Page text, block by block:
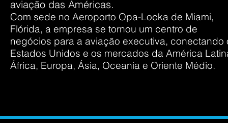
aviação das Américas.
Com sede no Aeroporto Opa-Locka de Miami,
Flórida, a empresa se tornou um centro de
negócios para a aviação executiva, conectando
Estados Unidos e os mercados da América
África, Europa, Ásia, Oceania e Oriente Médio.